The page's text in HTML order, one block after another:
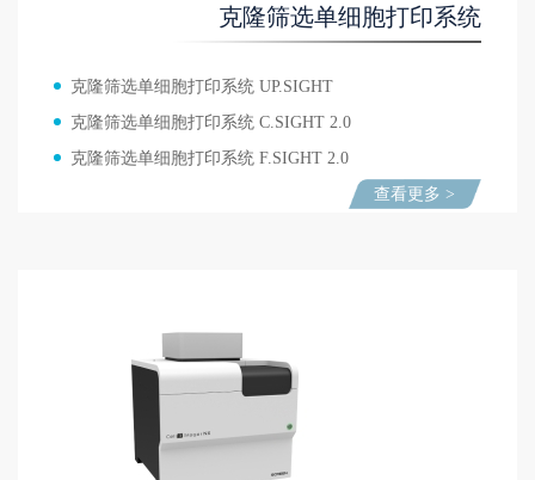
克隆筛选单细胞打印系统
克隆筛选单细胞打印系统 UP.SIGHT
克隆筛选单细胞打印系统 C.SIGHT 2.0
克隆筛选单细胞打印系统 F.SIGHT 2.0
查看更多 >